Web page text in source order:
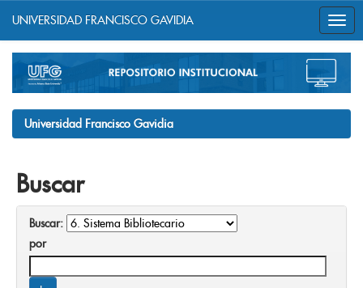
navigation
UNIVERSIDAD FRANCISCO GAVIDIA
Universidad Francisco Gavidia
Buscar
Buscar:
por